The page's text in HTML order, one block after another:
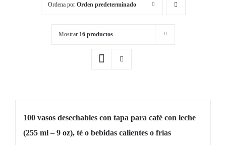
Ordena por Orden predeterminado
Mostrar 16 productos
100 vasos desechables con tapa para café con leche
(255 ml – 9 oz), té o bebidas calientes o frías